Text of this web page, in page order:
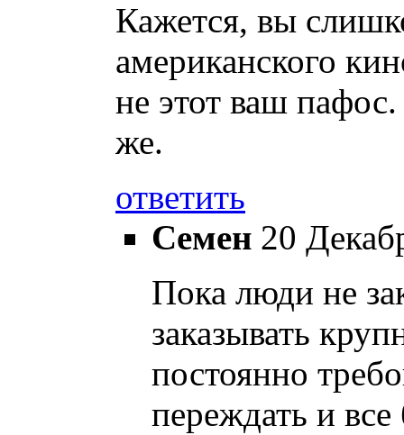
Кажется, вы
американского
не этот ваш
же.
ответить
Семен 20
Пока люди не
заказывать
постоянно
переждать и